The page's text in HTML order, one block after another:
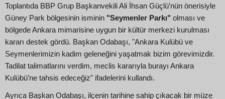
Toplantıda BBP Grup Başkanvekili Ali İhsan Güçlü’nün önerisiyle
Güney Park bölgesinin isminin "Seymenler Parkı" olması ve
bölgede Ankara mimarisine uygun bir kültür merkezi kurulması
kararı destek gördü. Başkan Odabaşı, "Ankara Kulübü ve
Seymenlerimizin kadim geleneğini yaşatmak bizim görevimizdir.
Tadilat talimatlarını verdim, meclis kararıyla burayı Ankara
Kulübü’ne tahsis edeceğiz" ifadelerini kullandı.
Ayrıca Başkan Odabaşı, ilçenin tarihine sahip çıkacak bir müze